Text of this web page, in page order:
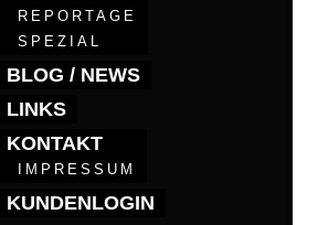
REPORTAGE
SPEZIAL
BLOG / NEWS
LINKS
KONTAKT
IMPRESSUM
KUNDENLOGIN